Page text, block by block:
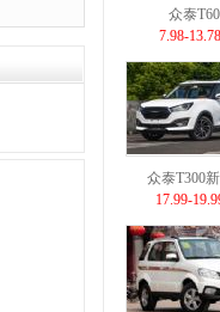
众泰
7.98-
众泰T300
17.99-